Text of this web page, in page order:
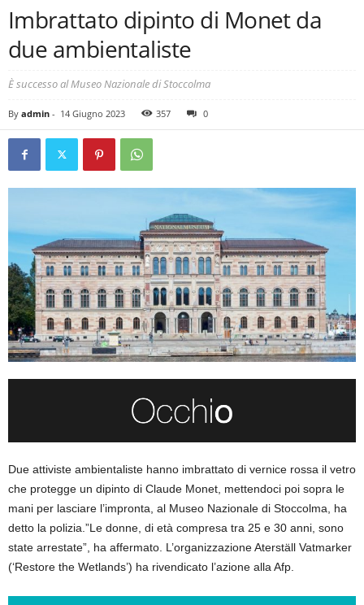
Imbrattato dipinto di Monet da
due ambientaliste
È successo al Museo Nazionale di Stoccolma
By admin - 14 Giugno 2023 357 0
Due attiviste ambientaliste hanno imbrattato di vernice rossa il vetro
che protegge un dipinto di Claude Monet, mettendoci poi sopra le
mani per lasciare l’impronta, al Museo Nazionale di Stoccolma, ha
detto la polizia.”Le donne, di età compresa tra 25 e 30 anni, sono
state arrestate”, ha affermato. L’organizzazione Aterställ Vatmarker
(‘Restore the Wetlands’) ha rivendicato l’azione alla Afp.